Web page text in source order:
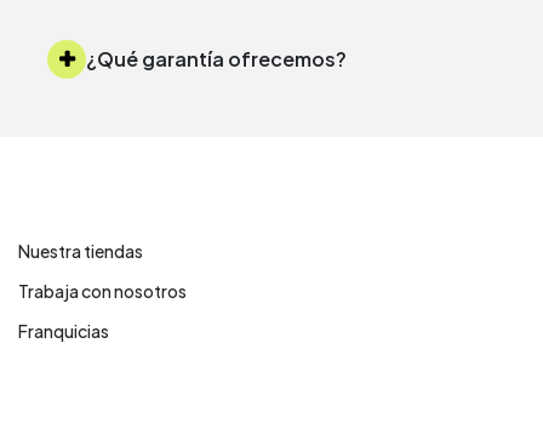
¿Qué garantía ofrecemos?
Nuestra tiendas
Trabaja con nosotros
Franquicias